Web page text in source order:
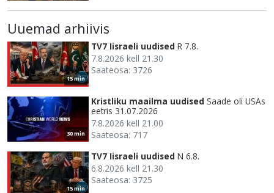
Uuemad arhiivis
15 min
TV7 Iisraeli uudised R 7.8.
7.8.2026 kell 21.30
Saateosa: 3726
30 min
Kristliku maailma uudised Saade oli USAs
eetris 31.07.2026
7.8.2026 kell 21.00
Saateosa: 717
15 min
TV7 Iisraeli uudised N 6.8.
6.8.2026 kell 21.30
Saateosa: 3725